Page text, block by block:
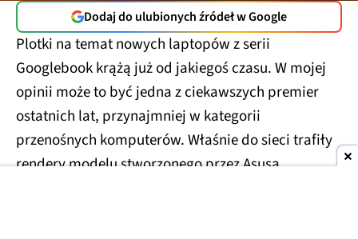
Dodaj do ulubionych źródeł w Google
Plotki na temat nowych laptopów z serii
Googlebook krążą już od jakiegoś czasu. W mojej
opinii może to być jedna z ciekawszych premier
ostatnich lat, przynajmniej w kategorii
przenośnych komputerów. Właśnie do sieci trafiły
rendery modelu stworzonego przez Asusa.